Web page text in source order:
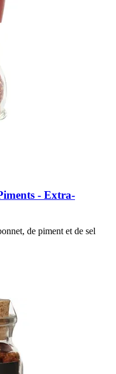
-​ Extra-​
de piment et de sel